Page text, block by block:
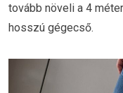
tovább növeli a 4
hosszú gégecső.